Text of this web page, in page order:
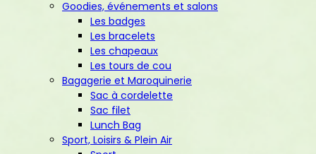
Goodies, événements et salons
Les badges
Les bracelets
Les chapeaux
Les tours de cou
Bagagerie et Maroquinerie
Sac à cordelette
Sac filet
Lunch Bag
Sport, Loisirs & Plein Air